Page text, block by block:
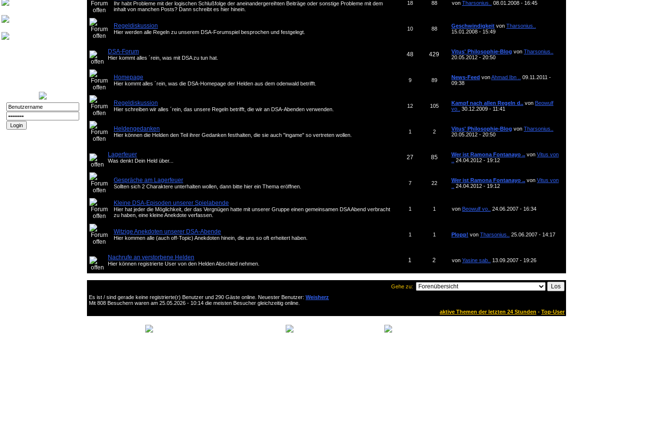
Ihr habt Probleme mit der logischen Schlußfolge der aneinandergereihten Beiträge oder sonstige Probleme mit dem
inhalt von manchen Posts? Dann schreibt es hier hinein.
18 88 von Tharsonius.. 08.01.2008 - 16:45
Regeldiskussion
Hier werden alle Regeln zu unserem DSA-Forumspiel besprochen und festgelegt.
10 88 Geschwindigkeit von Tharsonius..
15.01.2008 - 15:49
DSA-Forum
Hier kommt alles ´rein, was mit DSA zu tun hat. 48 429 Vitus' Philosophie-Blog von Tharsonius..
20.05.2012 - 20:50
Homepage
Hier kommt alles ´rein, was die DSA-Homepage der Helden aus dem odenwald betrifft.
9 89 News-Feed vonAhmad Ibn ..
09.11.2011 -
09:38
Regeldiskussion
Hier schreiben wir alles ´rein, das unsere Regeln betrifft, die wir an DSA-Abenden verwenden.
12 105 Kampf nach allen Regeln d.. von Beowulf
vo..
30.12.2009 - 11:41
Heldengedanken
Hier können die Helden den Teil ihrer Gedanken festhalten, die sie auch "ingame" so vertreten wollen.
1 2 Vitus' Philosophie-Blog von Tharsonius..
20.05.2012 - 20:50
Lagerfeuer
Was denkt Dein Held über... 27 85 Wer ist Ramona Fontanayo .. von Vitus von
24.04.2012 - 19:12
Gespräche am Lagerfeuer
Sollten sich 2 Charaktere unterhalten wollen, dann bitte hier ein Thema eröffnen.
7 22 Wer ist Ramona Fontanayo .. von Vitus von
24.04.2012 - 19:12
Kleine DSA-Episoden unserer Spielabende
Hier hat jeder die Möglichkeit, der das Vergnügen hatte mit unserer Gruppe einen gemeinsamen DSA Abend verbracht
zu haben, eine kleine Anekdote verfassen.
1 1 von Beowulf vo.. 24.06.2007 - 16:34
Witzige Anekdoten unserer DSA-Abende
Hier kommen alle (auch off-Topic) Anekdoten hinein, die uns so oft erheitert haben.
1 1 Plopp! von Tharsonius.. 25.06.2007 - 14:17
Nachrufe an verstorbene Helden
Hier können registrierte User von den Helden Abschied nehmen. 1 2 von Yasine sab.. 13.09.2007 - 19:26
Gehe zu:
Es ist / sind gerade keine registrierte(r) Benutzer und 290 Gäste online. Neuester Benutzer: Weisherz
Mit 808 Besuchern waren am 25.05.2026 - 10:14 die meisten Besucher gleichzeitig online.
aktive Themen der letzten 24 Stunden - Top-User